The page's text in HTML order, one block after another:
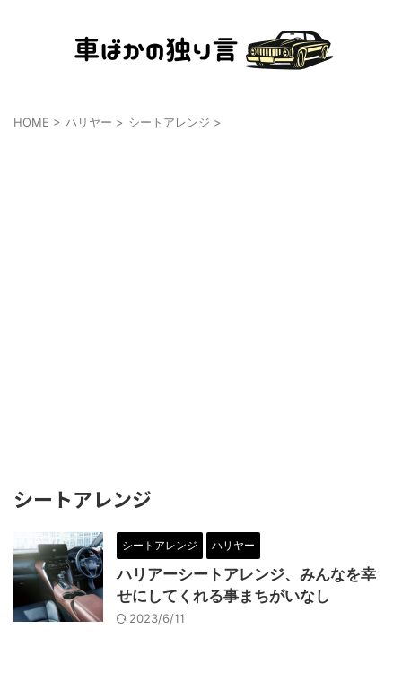
HOME > ハリヤー > シートアレンジ >
シートアレンジ
シートアレンジ ハリヤー
ハリアーシートアレンジ、みんなを幸
せにしてくれる事まちがいなし
2023/6/11